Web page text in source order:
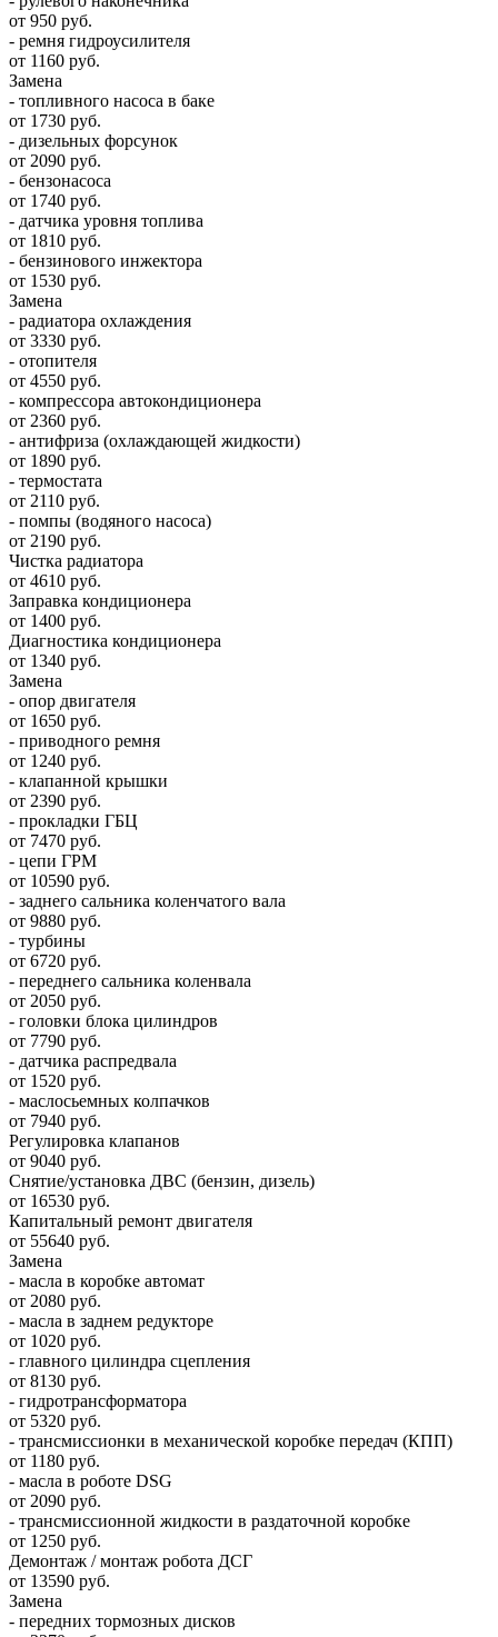
от 950 руб.
- ремня гидроусилителя
от 1160 руб.
Замена
- топливного насоса в баке
от 1730 руб.
- дизельных форсунок
от 2090 руб.
- бензонасоса
от 1740 руб.
- датчика уровня топлива
от 1810 руб.
- бензинового инжектора
от 1530 руб.
Замена
- радиатора охлаждения
от 3330 руб.
- отопителя
от 4550 руб.
- компрессора автокондиционера
от 2360 руб.
- антифриза (охлаждающей жидкости)
от 1890 руб.
- термостата
от 2110 руб.
- помпы (водяного насоса)
от 2190 руб.
Чистка радиатора
от 4610 руб.
Заправка кондиционера
от 1400 руб.
Диагностика кондиционера
от 1340 руб.
Замена
- опор двигателя
от 1650 руб.
- приводного ремня
от 1240 руб.
- клапанной крышки
от 2390 руб.
- прокладки ГБЦ
от 7470 руб.
- цепи ГРМ
от 10590 руб.
- заднего сальника коленчатого вала
от 9880 руб.
- турбины
от 6720 руб.
- переднего сальника коленвала
от 2050 руб.
- головки блока цилиндров
от 7790 руб.
- датчика распредвала
от 1520 руб.
- маслосьемных колпачков
от 7940 руб.
Регулировка клапанов
от 9040 руб.
Снятие/установка ДВС (бензин, дизель)
от 16530 руб.
Капитальный ремонт двигателя
от 55640 руб.
Замена
- масла в коробке автомат
от 2080 руб.
- масла в заднем редукторе
от 1020 руб.
- главного цилиндра сцепления
от 8130 руб.
- гидротрансформатора
от 5320 руб.
- трансмиссионки в механической коробке передач (КПП)
от 1180 руб.
- масла в роботе DSG
от 2090 руб.
- трансмиссионной жидкости в раздаточной коробке
от 1250 руб.
Демонтаж / монтаж робота ДСГ
от 13590 руб.
Замена
- передних тормозных дисков